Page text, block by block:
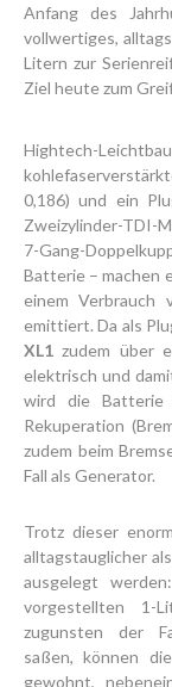
Anfang des
vollwertiges,
Litern zur
Ziel heute zum
Hightech-
0,186) und ein
Zweizylinder-TDI-
7-Gang-
Batterie – machen
einem
emittiert. Da als
XL1 zudem über
elektrisch und
wird die Batterie
Rekuperation
zudem beim
Fall als Generator.
Trotz dieser
alltagstauglicher
ausgelegt
vorgestellten 1-
zugunsten der
saßen, können
gewohnt,